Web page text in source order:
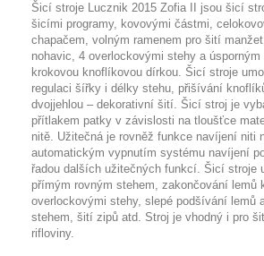
Šicí stroje Lucznik 2015 Zofia II jsou šicí
šicími programy, kovovými částmi,
chapačem, volným ramenem pro šití
nohavic, 4 overlockovými stehy a úsporným
krokovou knoflíkovou dírkou. Šicí stroje
regulaci šířky i délky stehu, přišívání
dvojjehlou – dekorativní šití. Šicí stroj je
přítlakem patky v závislosti na tloušťce
nitě. Užitečná je rovněž funkce navíjení niti
automatickým vypnutím systému navíjení
řadou dalších užitečných funkcí. Šicí stroje
přímým rovným stehem, zakončování lemů
overlockovými stehy, slepé podšívání lemů
stehem, šití zipů atd. Stroj je vhodný i pro
rifloviny.